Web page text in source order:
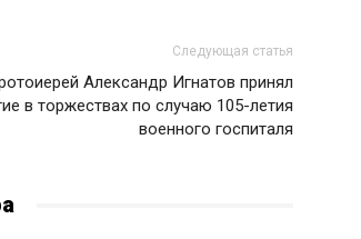
Следующая статья
Александр Игнатов принял
в торжествах по случаю 105-летия
военного госпиталя